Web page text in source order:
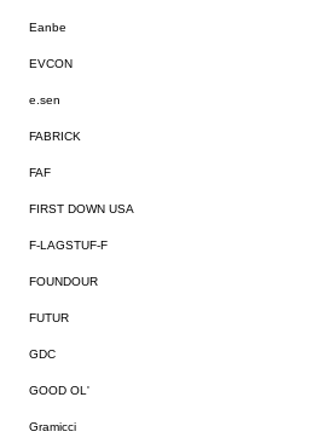
Eanbe
EVCON
e.sen
FABRICK
FAF
FIRST DOWN USA
F-LAGSTUF-F
FOUNDOUR
FUTUR
GDC
GOOD OL'
Gramicci